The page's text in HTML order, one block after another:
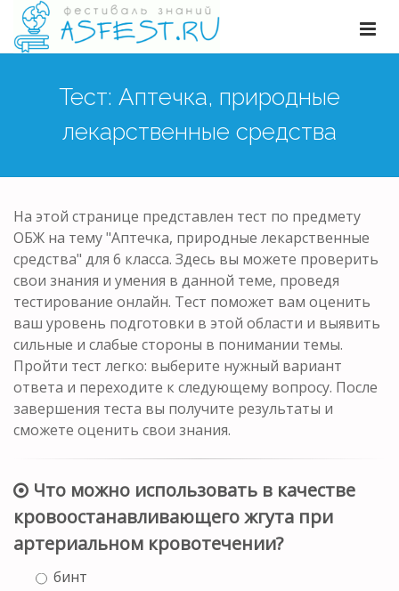
Тест: Аптечка, природные
лекарственные средства
На этой странице представлен тест по предмету
ОБЖ на тему "Аптечка, природные лекарственные
средства" для 6 класса. Здесь вы можете проверить
свои знания и умения в данной теме, проведя
тестирование онлайн. Тест поможет вам оценить
ваш уровень подготовки в этой области и выявить
сильные и слабые стороны в понимании темы.
Пройти тест легко: выберите нужный вариант
ответа и переходите к следующему вопросу. После
завершения теста вы получите результаты и
сможете оценить свои знания.
Что можно использовать в качестве
кровоостанавливающего жгута при
артериальном кровотечении?
бинт